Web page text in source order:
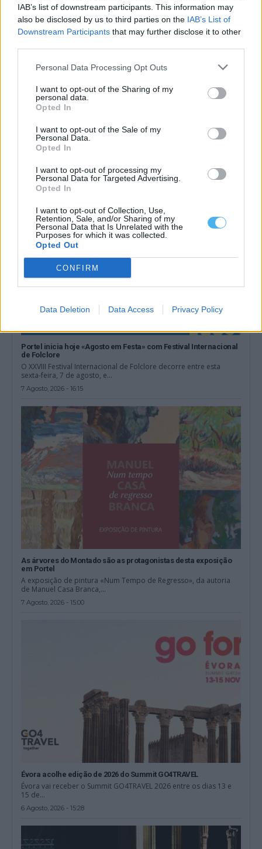
IAB’s list of downstream participants. This information may
also be disclosed by us to third parties on the IAB’s List of
Downstream Participants that may further disclose it to other
Personal Data Processing Opt Outs
I want to opt-out of the Sharing of my
personal data.
Opted In
I want to opt-out of the Sale of my
Personal Data.
Opted In
I want to opt-out of processing my
Personal Data for Targeted Advertising.
Opted In
I want to opt-out of Collection, Use,
Retention, Sale, and/or Sharing of my
Personal Data that Is Unrelated with the
Purposes for which it was collected.
Opted Out
CONFIRM
Data Deletion Data Access Privacy Policy
Autor estremocense Carlos Silva apresenta quarto livro «Agora
Ateu» em Lisboa
O autor natural de Estremoz Carlos Silva vai apresentar o seu
7 Agosto, 2026 - 19:00
Portel inicia hoje «Agosto em Festa» com Festival Internacional
de Folclore
O XXVIII Festival Internacional de Folclore decorre entre esta
sexta-feira, 7 de agosto, e...
7 Agosto, 2026 - 16:15
As árvores do Montado são as protagonistas desta exposição
em Portel
A exposição de pintura «Num Tempo de Regresso», da autoria
de Manuel Casa Branca,...
7 Agosto, 2026 - 15:00
Évora acolhe edição de 2026 do Summit GO4TRAVEL
Évora vai receber o Summit GO4TRAVEL 2026 entre os dias 13 e
15 de...
6 Agosto, 2026 - 15:28